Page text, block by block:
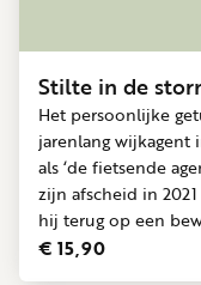
Stilte in de
Het persoonlijke
jarenlang wijkagent
als ‘de fietsende
zijn afscheid in
hij terug op een
staat. Het verlies
€ 15,90